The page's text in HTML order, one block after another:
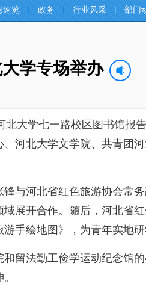
速览 政务 行业风采 部门
学专场举办
学七一路校区图书馆报
北大学文学院、共青团
河北省红色旅游协会常
展开合作。随后，河北
绘地图》，为青年实地研
法勤工俭学运动纪念馆